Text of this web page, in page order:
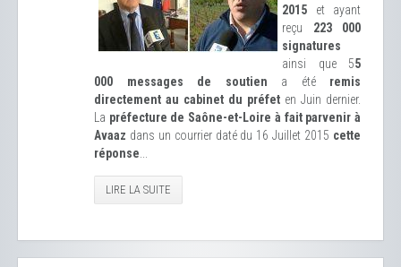
2015 et ayant
reçu 223 000
signatures
ainsi que 55
000 messages de soutien a été remis
directement au cabinet du préfet en Juin dernier.
La préfecture de Saône-et-Loire à fait parvenir à
Avaaz dans un courrier daté du 16 Juillet 2015 cette
réponse
LIRE LA SUITE